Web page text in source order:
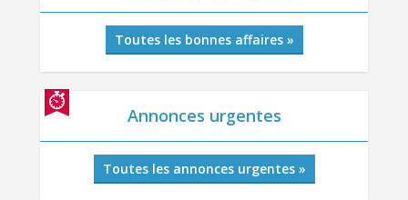
Toutes les bonnes affaires »
Annonces urgentes
Toutes les annonces urgentes »